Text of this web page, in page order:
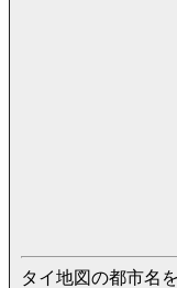
タイ地図の都市名